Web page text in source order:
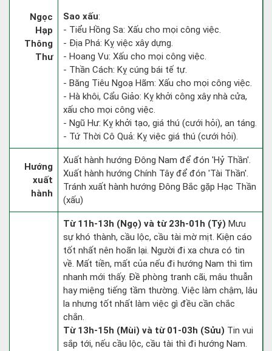
Ngọc
Hạp
Thông
Thư
Sao xấu:
- Tiểu Hồng Sa: Xấu cho mọi công việc.
- Địa Phá: Kỵ việc xây dựng.
- Hoang Vu: Xấu cho mọi công việc.
- Thần Cách: Kỵ cúng bái tế tự.
- Băng Tiêu Ngoạ Hãm: Xấu cho mọi công việc.
- Hà khôi, Cẩu Giảo: Kỵ khởi công xây nhà cửa,
xấu cho mọi công việc.
- Ngũ Hư: Kỵ khởi tạo, giá thú (cưới hỏi), an táng.
- Tứ Thời Cô Quả: Kỵ việc giá thú (cưới hỏi).
Hướng
xuất
hành
Xuất hành hướng Đông Nam để đón 'Hỷ Thần'.
Xuất hành hướng Chính Tây để đón 'Tài Thần'.
Tránh xuất hành hướng Đông Bắc gặp Hạc Thần
(xấu)
Từ 11h-13h (Ngọ) và từ 23h-01h (Tý) Mưu
sự khó thành, cầu lộc, cầu tài mờ mịt. Kiện cáo
tốt nhất nên hoãn lại. Người đi xa chưa có tin
về. Mất tiền, mất của nếu đi hướng Nam thì tìm
nhanh mới thấy. Đề phòng tranh cãi, mâu thuẫn
hay miệng tiếng tầm thường. Việc làm chậm, lâu
la nhưng tốt nhất làm việc gì đều cần chắc
chắn.
Từ 13h-15h (Mùi) và từ 01-03h (Sửu) Tin vui
sắp tới, nếu cầu lộc, cầu tài thì đi hướng Nam.